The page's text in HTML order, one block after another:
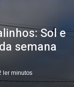
Sol e
semana
ler minutos